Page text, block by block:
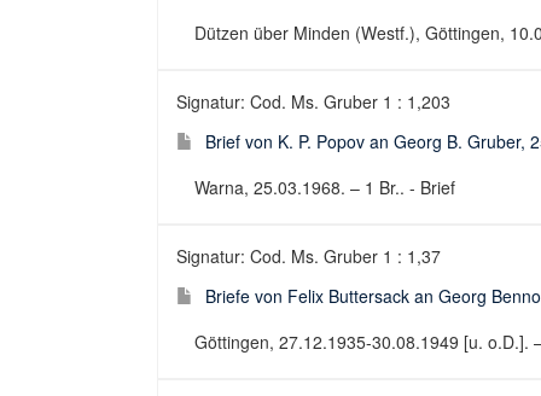
Dützen über Minden (Westf.), Göttingen,
Signatur: Cod. Ms. Gruber 1 : 1,203
Brief von K. P. Popov an Georg B. Gruber,
Warna, 25.03.1968. – 1 Br.. - Brief
Signatur: Cod. Ms. Gruber 1 : 1,37
Briefe von Felix Buttersack an Georg
Göttingen, 27.12.1935-30.08.1949 [u. o.D.].